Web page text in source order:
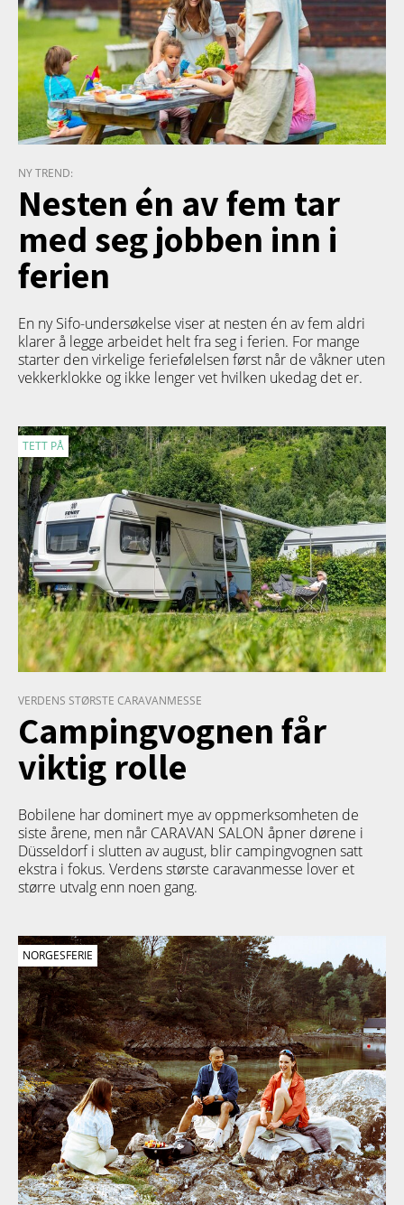
NY TREND:
Nesten én av fem tar
med seg jobben inn i
ferien
En ny Sifo-undersøkelse viser at nesten én av fem aldri
klarer å legge arbeidet helt fra seg i ferien. For mange
starter den virkelige feriefølelsen først når de våkner uten
vekkerklokke og ikke lenger vet hvilken ukedag det er.
TETT PÅ
VERDENS STØRSTE CARAVANMESSE
Campingvognen får
viktig rolle
Bobilene har dominert mye av oppmerksomheten de
siste årene, men når CARAVAN SALON åpner dørene i
Düsseldorf i slutten av august, blir campingvognen satt
ekstra i fokus. Verdens største caravanmesse lover et
større utvalg enn noen gang.
NORGESFERIE